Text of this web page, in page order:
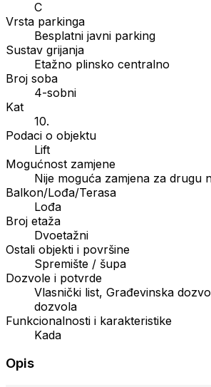
C
Vrsta parkinga
Besplatni javni parking
Sustav grijanja
Etažno plinsko centralno
Broj soba
4-sobni
Kat
10.
Podaci o objektu
Lift
Mogućnost zamjene
Nije moguća zamjena za drugu
Balkon/Lođa/Terasa
Lođa
Broj etaža
Dvoetažni
Ostali objekti i površine
Spremište / šupa
Dozvole i potvrde
Vlasnički list, Građevinska
dozvola
Funkcionalnosti i karakteristike
Kada
Opis